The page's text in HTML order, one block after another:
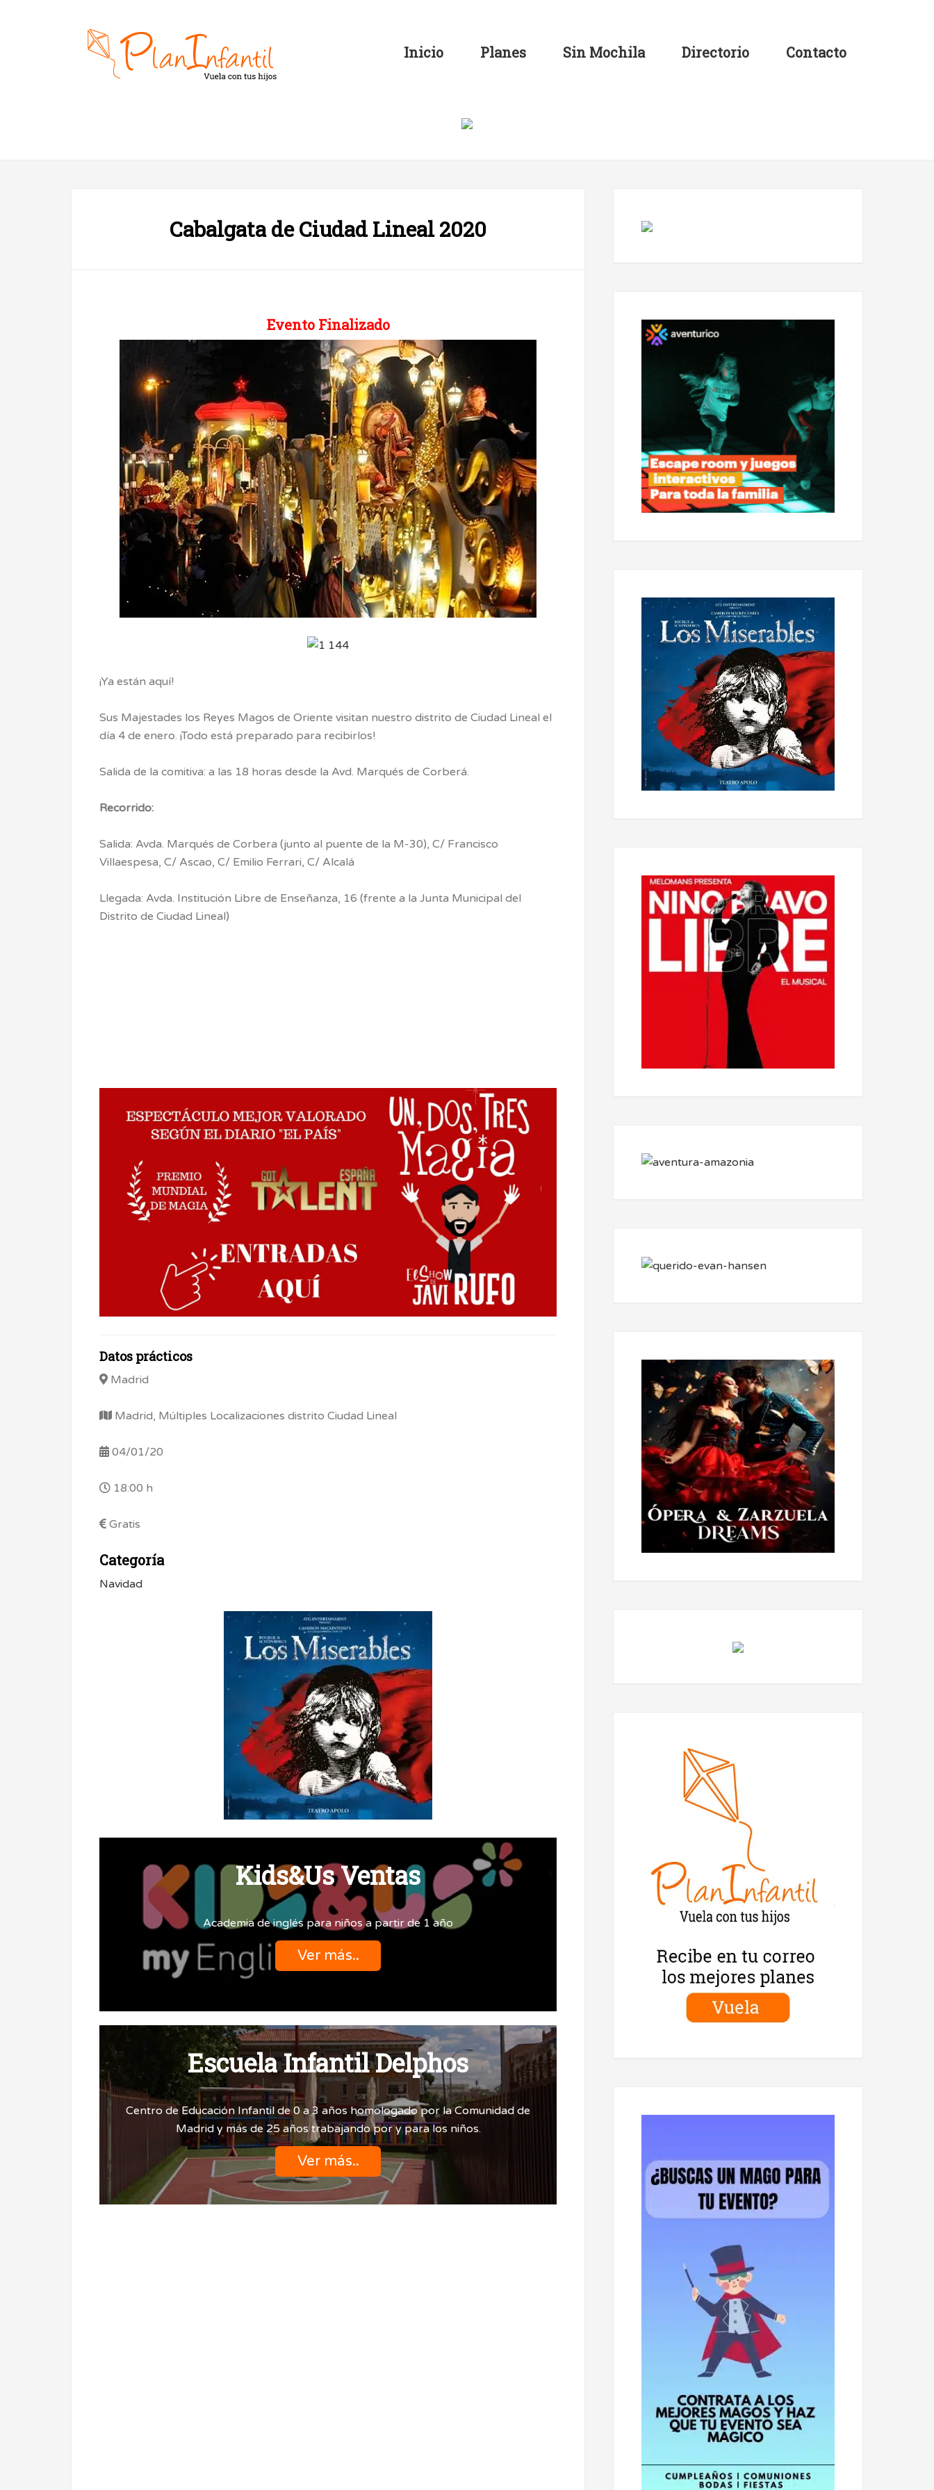
Inicio Planes Sin Mochila Directorio Contacto
Cabalgata de Ciudad Lineal 2020
Evento Finalizado
¡Ya están aquí!
Sus Majestades los Reyes Magos de Oriente visitan nuestro distrito de Ciudad Lineal el
día 4 de enero. ¡Todo está preparado para recibirlos!
Salida de la comitiva: a las 18 horas desde la Avd. Marqués de Corberá.
Recorrido:
Salida: Avda. Marqués de Corbera (junto al puente de la M-30), C/ Francisco
Villaespesa, C/ Ascao, C/ Emilio Ferrari, C/ Alcalá
Llegada: Avda. Institución Libre de Enseñanza, 16 (frente a la Junta Municipal del
Distrito de Ciudad Lineal)
Datos prácticos
Madrid
Madrid, Múltiples Localizaciones distrito Ciudad Lineal
04/01/20
18:00 h
Gratis
Categoría
Navidad
Kids&Us Ventas
Academia de inglés para niños a partir de 1 año
Ver más..
Escuela Infantil Delphos
Centro de Educación Infantil de 0 a 3 años homologado por la Comunidad de
Madrid y más de 25 años trabajando por y para los niños.
Ver más..